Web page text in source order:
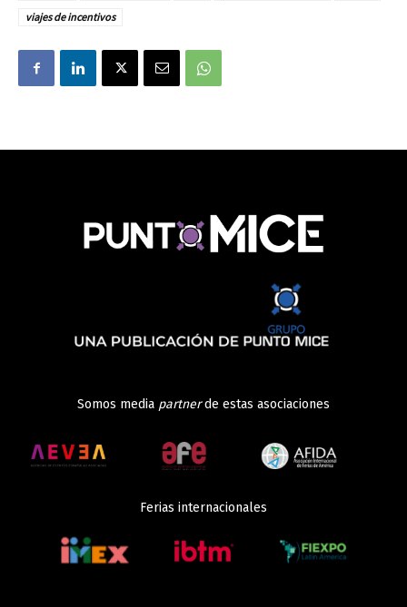
viajes de incentivos
Somos media partnerde estas asociaciones
Ferias internacionales